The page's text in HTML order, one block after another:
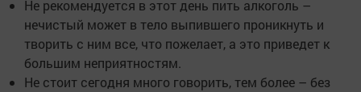
Не рекомендуется в этот день пить алкоголь –
нечистый может в тело выпившего проникнуть и
творить с ним все, что пожелает, а это приведет к
большим неприятностям.
Не стоит сегодня много говорить, тем более – без